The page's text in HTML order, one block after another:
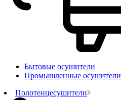
Бытовые осушители
Промышленные осушители
Полотенцесушители